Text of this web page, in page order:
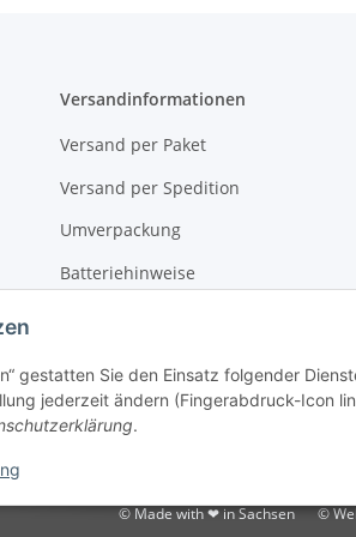
gestatten Sie den Einsatz folgender
jederzeit ändern (Fingerabdruck-Icon
.
Versandinformationen
Versand per Paket
Versand per Spedition
Umverpackung
Batteriehinweise
© Made with ❤ in Sachsen ©